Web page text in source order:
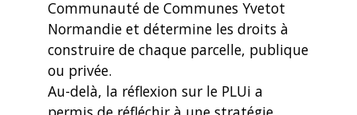
Communauté de Communes Yvetot
Normandie et détermine les droits à
construire de chaque parcelle, publique
ou privée.
Au-delà, la réflexion sur le PLUi a